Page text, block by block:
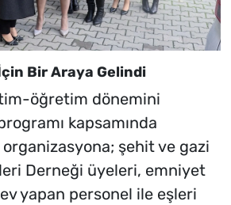
Bir Araya Gelindi
öğretim dönemini
kapsamında
şehit ve gazi
Derneği üyeleri, emniyet
yapan personel ile eşleri